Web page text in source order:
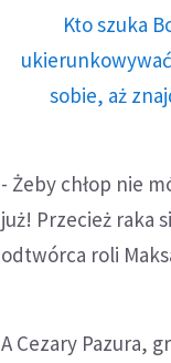
Kto szuka
sobie, aż
- Żeby chłop nie
już! Przecież raka
odtwórca roli
A Cezary Pazura,